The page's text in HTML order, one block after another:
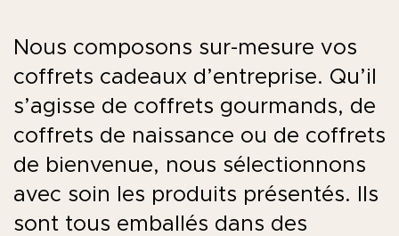
Nous composons sur-mesure vos
coffrets cadeaux d’entreprise. Qu’il
s’agisse de coffrets gourmands, de
coffrets de naissance ou de coffrets
de bienvenue, nous sélectionnons
avec soin les produits présentés. Ils
sont tous emballés dans des